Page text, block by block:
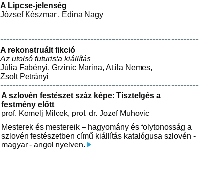
A Lipcse-jelenség
József Készman, Edina Nagy
A rekonstruált fikció
Az utolsó futurista kiállítás
Júlia Fabényi, Grzinic Marina, Attila Nemes,
Zsolt Petrányi
A szlovén festészet száz képe: Tisztelgés a
festmény előtt
prof. Komelj Milcek, prof. dr. Jozef Muhovic
Mesterek és mestereik – hagyomány és folytonosság a
szlovén festészetben című kiállítás katalógusa szlovén -
magyar - angol nyelven.